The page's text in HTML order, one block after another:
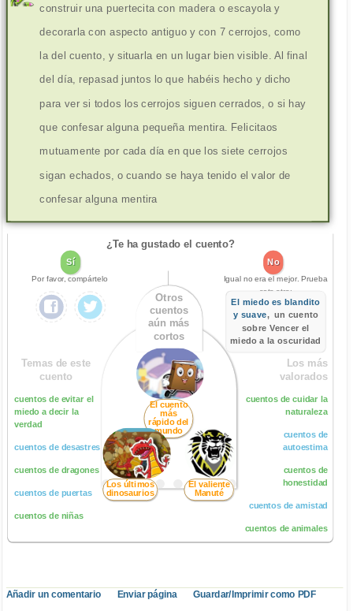
construir una puertecita con madera o escayola y
decorarla con aspecto antiguo y con 7 cerrojos, como
la del cuento, y situarla en un lugar bien visible. Al final
del día, repasad juntos lo que habéis hecho y dicho
para ver si todos los cerrojos siguen cerrados, o si hay
que confesar alguna pequeña mentira. Felicitaos
mutuamente por cada día en que los siete cerrojos
sigan echados, o cuando se haya tenido el valor de
confesar alguna mentira
¿Te ha gustado el cuento?
Sí
Por favor, compártelo
No
Igual no era el mejor. Prueba
este otro:
El miedo es blandito
y suave, un cuento
sobre Vencer el
miedo a la oscuridad
Temas de este
cuento
cuentos de evitar el
miedo a decir la
verdad
cuentos de desastres
cuentos de dragones
cuentos de puertas
cuentos de niñas
Otros
cuentos
aún más
cortos
El cuento
más
rápido del
mundo
El valiente
Manuté
Los últimos
dinosaurios
Los más
valorados
cuentos de cuidar la
naturaleza
cuentos de
autoestima
cuentos de
honestidad
cuentos de amistad
cuentos de animales
Añadir un comentario Enviar página Guardar/Imprimir como PDF